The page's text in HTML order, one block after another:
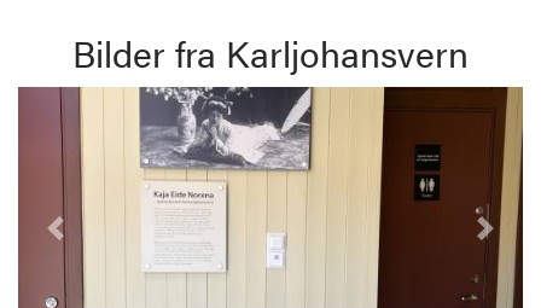
Bilder fra Karljohansvern
Forrige